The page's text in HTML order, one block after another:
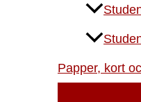
Papper, kort